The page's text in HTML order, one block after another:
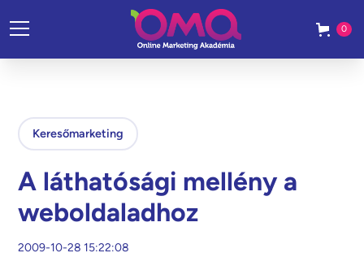
0
Keresőmarketing
A láthatósági mellény a
weboldaladhoz
2009-10-28 15:22:08